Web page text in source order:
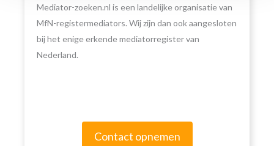
Mediator-zoeken.nl is een landelijke organisatie van
MfN-registermediators. Wij zijn dan ook aangesloten
bij het enige erkende mediatorregister van
Nederland.
Contact opnemen